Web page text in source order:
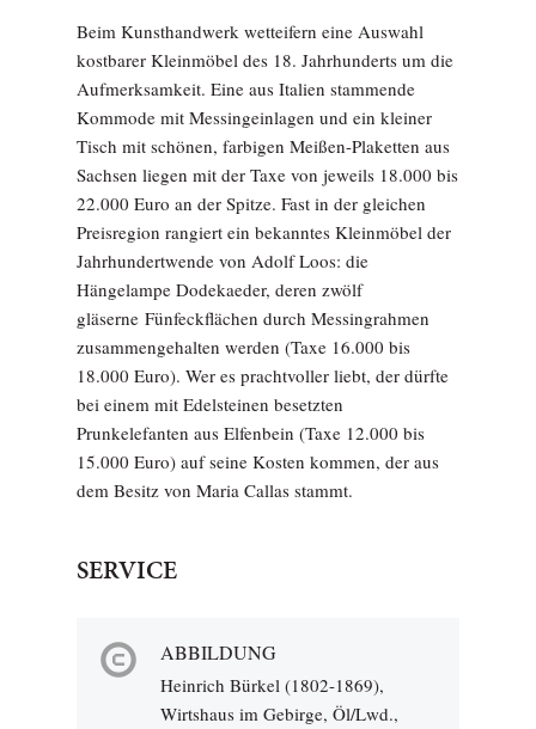
Beim Kunsthandwerk wetteifern eine Auswahl
kostbarer Kleinmöbel des 18. Jahrhunderts um die
Aufmerksamkeit. Eine aus Italien stammende
Kommode mit Messingeinlagen und ein kleiner
Tisch mit schönen, farbigen Meißen-Plaketten aus
Sachsen liegen mit der Taxe von jeweils 18.000 bis
22.000 Euro an der Spitze. Fast in der gleichen
Preisregion rangiert ein bekanntes Kleinmöbel der
Jahrhundertwende von Adolf Loos: die
Hängelampe Dode­kaeder, deren zwölf
gläserne Fünfeckflächen durch Messingrahmen
zusammengehalten werden (Taxe 16.000 bis
18.000 Euro). Wer es prachtvoller liebt, der dürfte
bei einem mit Edelsteinen besetzten
Prunkelefanten aus Elfenbein (Taxe 12.000 bis
15.000 Euro) auf seine Kosten kommen, der aus
dem Besitz von Maria Callas stammt.
SERVICE
ABBILDUNG
Heinrich Bürkel (1802-1869),
Wirtshaus im Gebirge, Öl/Lwd.,